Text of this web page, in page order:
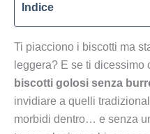
Indice
Ti piacciono i biscotti ma
leggera? E se ti dicessimo
biscotti golosi senza
invidiare a quelli
morbidi dentro… e senza